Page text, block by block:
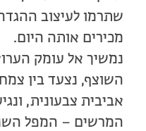
שתרמו לעיצוב
מכירים אותה היום.
נמשיך אל עומק
השוצף, נצעד בין
אביבית צבעונית,
המרשים – המפל השני